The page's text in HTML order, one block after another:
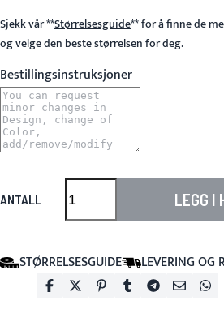
Sjekk vår**Størrelsesguide**for å finne de
og velge den beste størrelsen for deg.
Bestillingsinstruksjoner
ANTALL LEGG I
STØRRELSESGUIDE LEVERING OG